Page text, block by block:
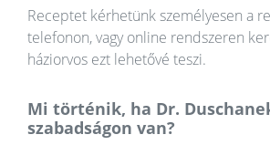
Receptet kérhetünk személyesen a
telefonon, vagy online rendszeren
háziorvos ezt lehetővé teszi.
Mi történik, ha Dr.
szabadságon van?